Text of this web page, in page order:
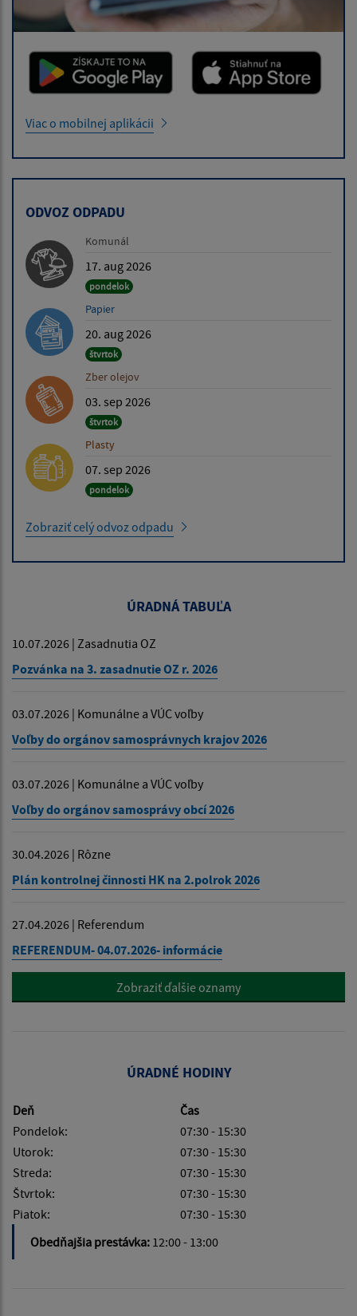
Viac o mobilnej aplikácii
ODVOZ ODPADU
Komunál
17. aug 2026
pondelok
Papier
20. aug 2026
štvrtok
Zber olejov
03. sep 2026
štvrtok
Plasty
07. sep 2026
pondelok
Zobraziť celý odvoz odpadu
ÚRADNÁ TABUĽA
10.07.2026 | Zasadnutia OZ
Pozvánka na 3. zasadnutie OZ r. 2026
03.07.2026 | Komunálne a VÚC voľby
Voľby do orgánov samosprávnych krajov 2026
03.07.2026 | Komunálne a VÚC voľby
Voľby do orgánov samosprávy obcí 2026
30.04.2026 | Rôzne
Plán kontrolnej činnosti HK na 2.polrok 2026
27.04.2026 | Referendum
REFERENDUM- 04.07.2026- informácie
Zobraziť ďalšie oznamy
ÚRADNÉ HODINY
Deň
Čas
Pondelok:
07:30 - 15:30
Utorok:
07:30 - 15:30
Streda:
07:30 - 15:30
Štvrtok:
07:30 - 15:30
Piatok:
07:30 - 15:30
Obedňajšia prestávka: 12:00 - 13:00